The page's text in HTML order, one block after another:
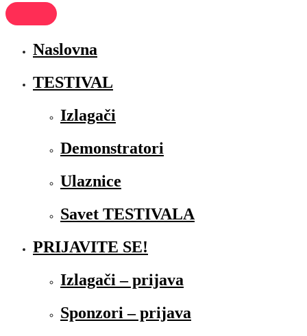
Naslovna
TESTIVAL
Izlagači
Demonstratori
Ulaznice
Savet TESTIVALA
PRIJAVITE SE!
Izlagači – prijava
Sponzori – prijava